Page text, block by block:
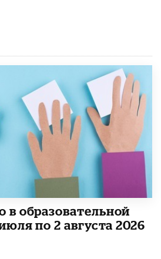
в образовательной
по 2 августа 2026